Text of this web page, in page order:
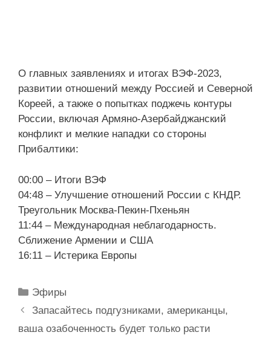
О главных заявлениях и итогах ВЭФ-2023,
развитии отношений между Россией и Северной
Кореей, а также о попытках поджечь контуры
России, включая Армяно-Азербайджанский
конфликт и мелкие нападки со стороны
Прибалтики:
00:00 – Итоги ВЭФ
04:48 – Улучшение отношений России с КНДР.
Треугольник Москва-Пекин-Пхеньян
11:44 – Международная неблагодарность.
Сближение Армении и США
16:11 – Истерика Европы
Рубрики
Эфиры
Запасайтесь подгузниками, американцы,
ваша озабоченность будет только расти